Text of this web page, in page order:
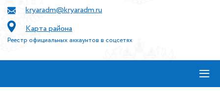
kryaradm@kryaradm.ru
Карта района
Реестр официальных аккаунтов в соцсетях
≡